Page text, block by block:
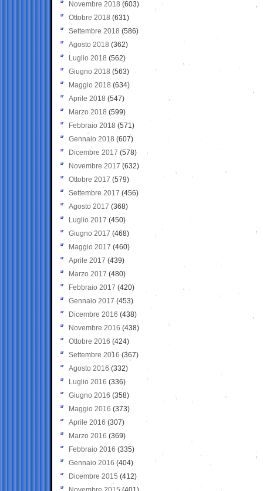
Novembre 2018 (603)
Ottobre 2018 (631)
Settembre 2018 (586)
Agosto 2018 (362)
Luglio 2018 (562)
Giugno 2018 (563)
Maggio 2018 (634)
Aprile 2018 (547)
Marzo 2018 (599)
Febbraio 2018 (571)
Gennaio 2018 (607)
Dicembre 2017 (578)
Novembre 2017 (632)
Ottobre 2017 (579)
Settembre 2017 (456)
Agosto 2017 (368)
Luglio 2017 (450)
Giugno 2017 (468)
Maggio 2017 (460)
Aprile 2017 (439)
Marzo 2017 (480)
Febbraio 2017 (420)
Gennaio 2017 (453)
Dicembre 2016 (438)
Novembre 2016 (438)
Ottobre 2016 (424)
Settembre 2016 (367)
Agosto 2016 (332)
Luglio 2016 (336)
Giugno 2016 (358)
Maggio 2016 (373)
Aprile 2016 (307)
Marzo 2016 (369)
Febbraio 2016 (335)
Gennaio 2016 (404)
Dicembre 2015 (412)